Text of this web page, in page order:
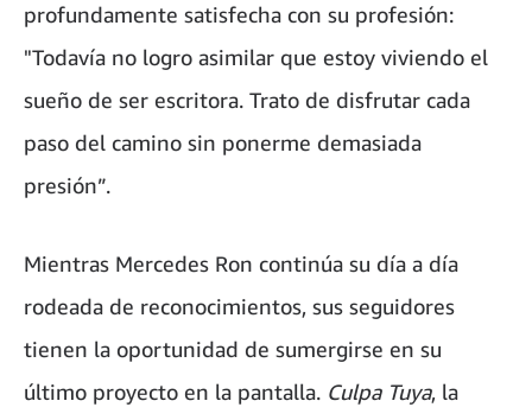
profundamente satisfecha con su profesión:
"Todavía no logro asimilar que estoy viviendo el
sueño de ser escritora. Trato de disfrutar cada
paso del camino sin ponerme demasiada
presión”.
Mientras Mercedes Ron continúa su día a día
rodeada de reconocimientos, sus seguidores
tienen la oportunidad de sumergirse en su
último proyecto en la pantalla. Culpa Tuya, la